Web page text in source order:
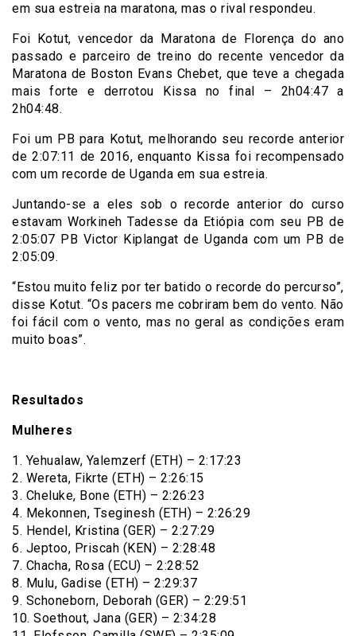
em sua estreia na maratona, mas o rival respondeu.
Foi Kotut, vencedor da Maratona de Florença do ano
passado e parceiro de treino do recente vencedor da
Maratona de Boston Evans Chebet, que teve a chegada
mais forte e derrotou Kissa no final – 2h04:47 a
2h04:48.
Foi um PB para Kotut, melhorando seu recorde anterior
de 2:07:11 de 2016, enquanto Kissa foi recompensado
com um recorde de Uganda em sua estreia.
Juntando-se a eles sob o recorde anterior do curso
estavam Workineh Tadesse da Etiópia com seu PB de
2:05:07 PB Victor Kiplangat de Uganda com um PB de
2:05:09.
“Estou muito feliz por ter batido o recorde do percurso”,
disse Kotut. “Os pacers me cobriram bem do vento. Não
foi fácil com o vento, mas no geral as condições eram
muito boas”.
Resultados
Mulheres
1. Yehualaw, Yalemzerf (ETH) – 2:17:23
2. Wereta, Fikrte (ETH) – 2:26:15
3. Cheluke, Bone (ETH) – 2:26:23
4. Mekonnen, Tseginesh (ETH) – 2:26:29
5. Hendel, Kristina (GER) – 2:27:29
6. Jeptoo, Priscah (KEN) – 2:28:48
7. Chacha, Rosa (ECU) – 2:28:52
8. Mulu, Gadise (ETH) – 2:29:37
9. Schoneborn, Deborah (GER) – 2:29:51
10. Soethout, Jana (GER) – 2:34:28